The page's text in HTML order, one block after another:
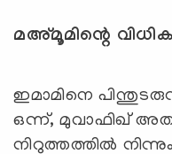
മഅ്മൂമിന്റെ
ഇമാമിനെ
ഒന്ന്, മുവാഫിഖ്
നിറുത്തത്തില്‍